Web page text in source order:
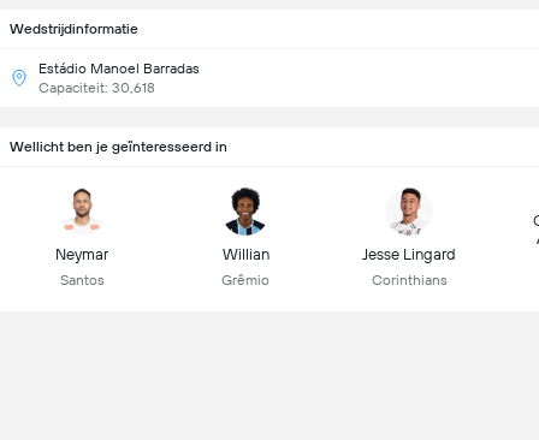
Wedstrijdinformatie
Estádio Manoel Barradas
Capaciteit: 30,618
Wellicht ben je geïnteresseerd in
Neymar
Santos
Willian
Grêmio
Jesse Lingard
Corinthians